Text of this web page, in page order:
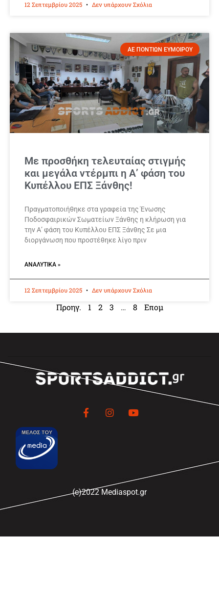
12 Σεπτεμβρίου 2025 Δεν υπάρχουν Σχόλια
ΑΕ ΠΟΝΤΙΩΝ ΕΥΜΟΙΡΟΥ
Με προσθήκη τελευταίας στιγμής
και μεγάλα ντέρμπι η Α’ φάση του
Κυπέλλου ΕΠΣ Ξάνθης!
Πραγματοποιήθηκε στα γραφεία της Ένωσης
Ποδοσφαιρικών Σωματείων Ξάνθης η κλήρωση για
την Α’ φάση του Κυπέλλου ΕΠΣ Ξάνθης Σε μια
διοργάνωση που προστέθηκε λίγο πριν
ΑΝΑΛΥΤΙΚΆ »
12 Σεπτεμβρίου 2025 Δεν υπάρχουν Σχόλια
Προηγ. 1 2 3 … 8 Επομ
(c)2022 Mediaspot.gr